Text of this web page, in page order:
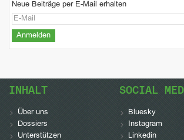
Neue Beiträge per E-Mail erhalten
INHALT
Über uns
Dossiers
Unterstützen
SOCIAL
Bluesky
Instagram
Linkedin